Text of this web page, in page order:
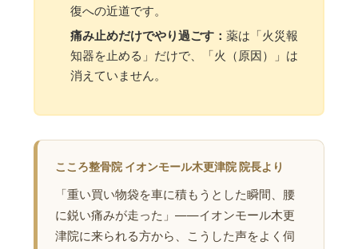
復への近道です。
痛み止めだけでやり過ごす：薬は「火災報
知器を止める」だけで、「火（原因）」は
消えていません。
こころ整骨院 イオンモール木更津院 院長より
「重い買い物袋を車に積もうとした瞬間、腰
に鋭い痛みが走った」——イオンモール木更
津院に来られる方から、こうした声をよく伺